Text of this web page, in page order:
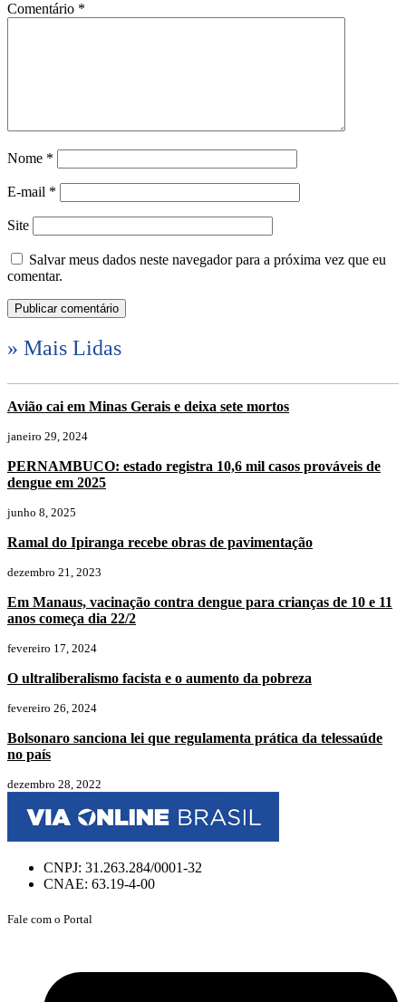
Comentário *
Nome *
E-mail *
Site
Salvar meus dados neste navegador para a próxima vez que eu
comentar.
» Mais Lidas
Avião cai em Minas Gerais e deixa sete mortos
janeiro 29, 2024
PERNAMBUCO: estado registra 10,6 mil casos prováveis de
dengue em 2025
junho 8, 2025
Ramal do Ipiranga recebe obras de pavimentação
dezembro 21, 2023
Em Manaus, vacinação contra dengue para crianças de 10 e 11
anos começa dia 22/2
fevereiro 17, 2024
O ultraliberalismo facista e o aumento da pobreza
fevereiro 26, 2024
Bolsonaro sanciona lei que regulamenta prática da telessaúde
no país
dezembro 28, 2022
CNPJ: 31.263.284/0001-32
CNAE: 63.19-4-00
Fale com o Portal